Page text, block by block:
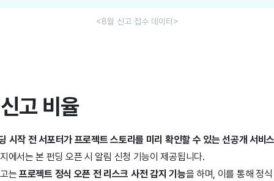
<8월 신고 접수 데이터>
고 비율
시작 전 서포터가 프로젝트 스토리를 미리 확인할 수 있는 선공개 서비스
에서는 본 펀딩 오픈 시 알림 신청 기능이 제공됩니다.
는 프로젝트 정식 오픈 전 리스크 사전 감지 기능을 하며, 이를 통해 정